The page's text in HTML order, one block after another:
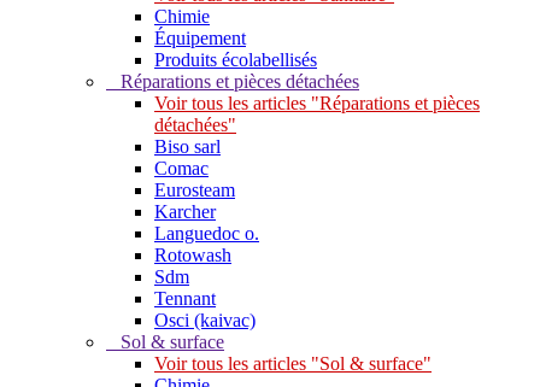
Chimie
Équipement
Produits écolabellisés
Réparations et pièces détachées
Voir tous les articles "Réparations et pièces
détachées"
Biso sarl
Comac
Eurosteam
Karcher
Languedoc o.
Rotowash
Sdm
Tennant
Osci (kaivac)
Sol & surface
Voir tous les articles "Sol & surface"